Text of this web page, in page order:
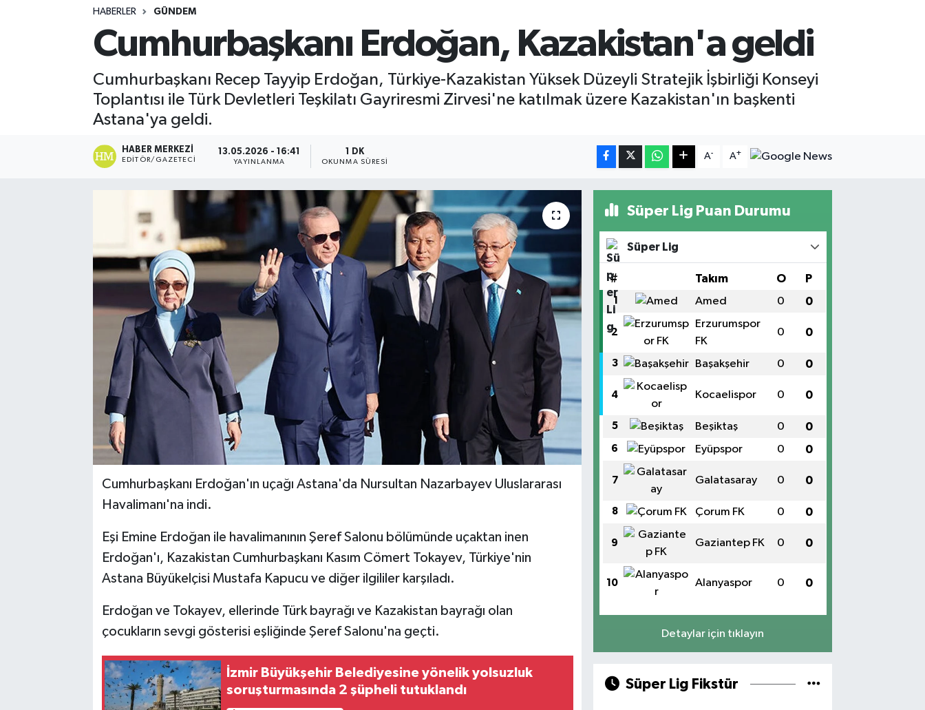
HABERLER GÜNDEM
Cumhurbaşkanı Erdoğan, Kazakistan'a geldi
Cumhurbaşkanı Recep Tayyip Erdoğan, Türkiye-Kazakistan Yüksek Düzeyli Stratejik İşbirliği Konseyi
Toplantısı ile Türk Devletleri Teşkilatı Gayriresmi Zirvesi'ne katılmak üzere Kazakistan'ın başkenti
Astana'ya geldi.
HABER MERKEZI
EDITÖR/GAZETECI
13.05.2026 - 16:41
YAYINLANMA
1 DK
OKUNMA SÜRESI
A- A+
Cumhurbaşkanı Erdoğan'ın uçağı Astana'da Nursultan Nazarbayev Uluslararası
Havalimanı'na indi.
Eşi Emine Erdoğan ile havalimanının Şeref Salonu bölümünde uçaktan inen
Erdoğan'ı, Kazakistan Cumhurbaşkanı Kasım Cömert Tokayev, Türkiye'nin
Astana Büyükelçisi Mustafa Kapucu ve diğer ilgililer karşıladı.
Erdoğan ve Tokayev, ellerinde Türk bayrağı ve Kazakistan bayrağı olan
çocukların sevgi gösterisi eşliğinde Şeref Salonu'na geçti.
İzmir Büyükşehir Belediyesine yönelik yolsuzluk
soruşturmasında 2 şüpheli tutuklandı
Süper Lig Puan Durumu
Süper Lig
# Takım O P
1 Amed 0 0
2
Erzurumspor
FK
0 0
3 Başakşehir 0 0
4 Kocaelispor 0 0
5 Beşiktaş 0 0
6 Eyüpspor 0 0
7 Galatasaray 0 0
8 Çorum FK 0 0
9 Gaziantep FK 0 0
10 Alanyaspor 0 0
Detaylar için tıklayın
Süper Lig Fikstür
Kültür - Sanat
Lider Haber TV Canlı Yayın izle